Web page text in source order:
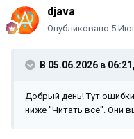
djava
Опубликовано 5
В 05.06.2026 в 06:21,
Добрый день! Тут
ниже "Читать все". Они